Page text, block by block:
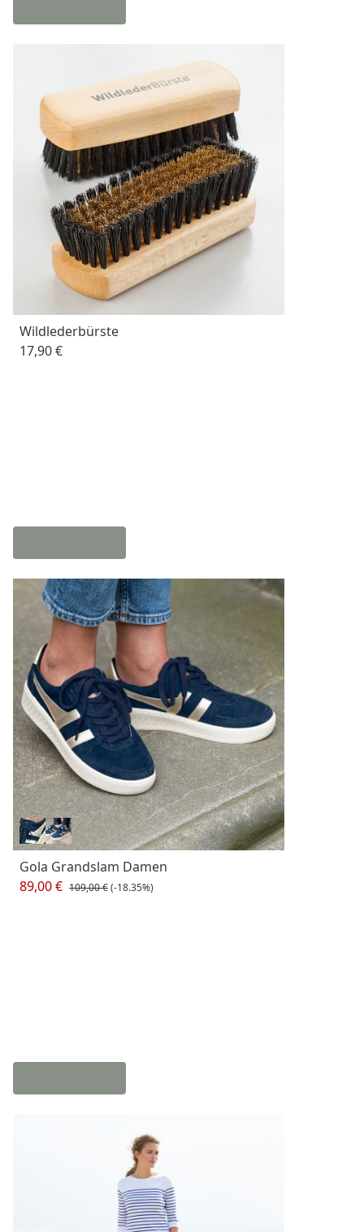
Wildlederbürste
17,90 €
Gola Grandslam Damen
89,00 € 109,00 €(-18.35%)